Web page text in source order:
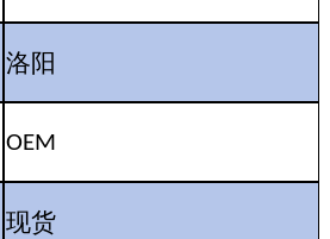
洛阳
OEM
现货